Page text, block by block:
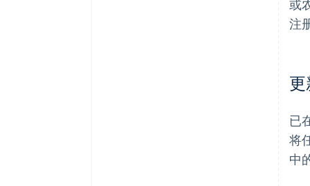
或
注
已
将
中